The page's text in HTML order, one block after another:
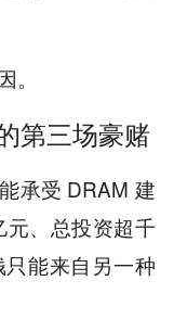
第三场豪赌
承受 DRAM 建
元、总投资超千
能来自另一种